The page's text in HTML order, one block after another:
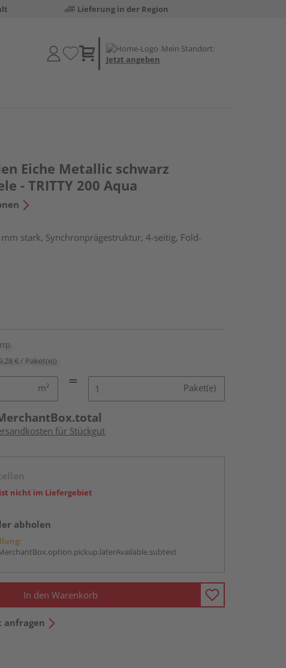
Lieferung in der Region
Mein Standort:
Jetzt angeben
Eiche Metallic schwarz
- TRITTY 200 Aqua
stark, Synchronprägestruktur, 4-seitig, Fold-
€ / Paket(e))
m² Paket(e)
für Stückgut
nicht im Liefergebiet
abholen
In den Warenkorb
anfragen